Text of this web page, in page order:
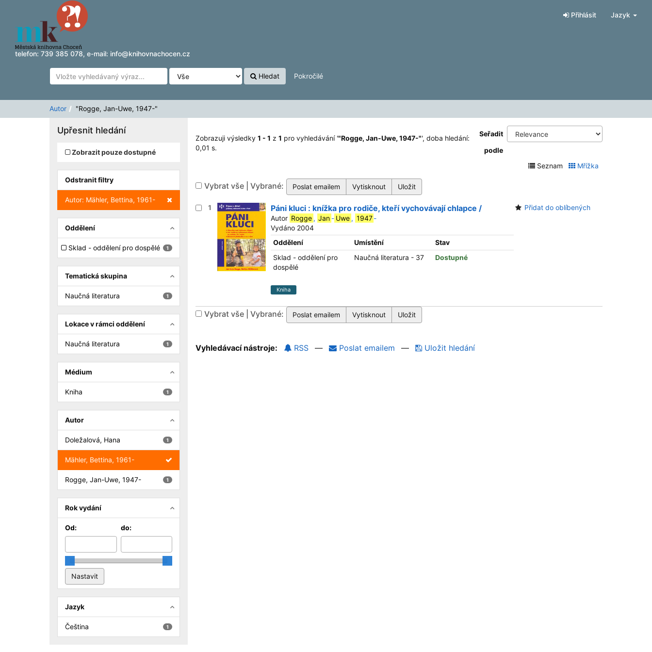
Zobrazuji výsledky1 - 1z1
Přeskočit na obsah
telefon: 739 385 078, e-mail: info@knihovnachocen.cz
Přihlásit Jazyk
Hledat Pokročilé
Autor "Rogge, Jan-Uwe, 1947-"
Zobrazuji výsledky 1 - 1 z 1 pro vyhledávání '"Rogge, Jan-Uwe, 1947-"', doba hledání:
0,01 s.
Seřadit
podle
Seznam
Mřížka
Vybrat vše | Vybrané:
1 Páni kluci : knížka pro rodiče, kteří vychovávají chlapce /
Autor Rogge , Jan - Uwe , 1947 -
Vydáno 2004
Oddělení
Umístění
Stav
Sklad - oddělení pro
dospělé
Naučná literatura - 37 Dostupné
Kniha
Přidat do oblíbených
Vybrat vše | Vybrané:
Vyhledávací nástroje: RSS — Poslat emailem — Uložit hledání
Upřesnit hledání
Zobrazit pouze dostupné
Odstranit filtry
Zrušit filtr
Autor: Mähler, Bettina, 1961-
Oddělení
1
Sklad - oddělení pro dospělé
Tematická skupina
1
Naučná literatura
Lokace v rámci oddělení
1
Naučná literatura
Médium
1
Kniha
Autor
1
Doležalová, Hana
Mähler, Bettina, 1961-
1
Rogge, Jan-Uwe, 1947-
Rok vydání
Od: do:
Jazyk
1
Čeština